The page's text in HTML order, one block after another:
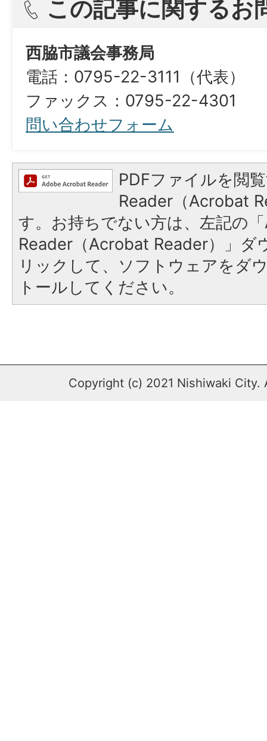
この記事に関するお
西脇市議会事務局
電話：0795-22-3111（代表）
ファックス：0795-22-4301
問い合わせフォーム
PDFファイルを閲
Reader（Acrobat
す。お持ちでない方は、左記の
Reader（Acrobat Reader）」ダ
リックして、ソフトウェアをダ
トールしてください。
Copyright (c) 2021 Nishiwaki City.